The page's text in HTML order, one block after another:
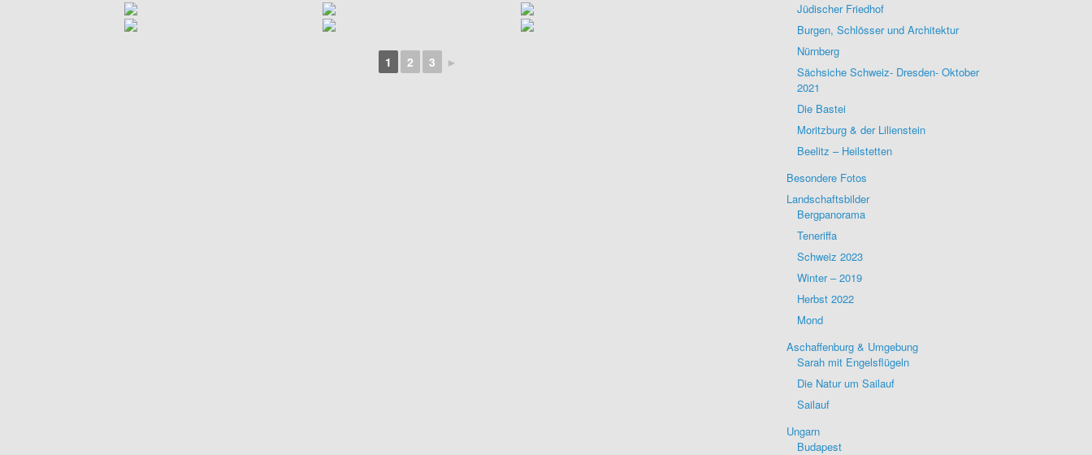
1 2 3 ►
Jüdischer Friedhof
Burgen, Schlösser und Architektur
Nürnberg
Sächsiche Schweiz- Dresden- Oktober
2021
Die Bastei
Moritzburg & der Lilienstein
Beelitz – Heilstetten
Besondere Fotos
Landschaftsbilder
Bergpanorama
Teneriffa
Schweiz 2023
Winter – 2019
Herbst 2022
Mond
Aschaffenburg & Umgebung
Sarah mit Engelsflügeln
Die Natur um Sailauf
Sailauf
Ungarn
Budapest